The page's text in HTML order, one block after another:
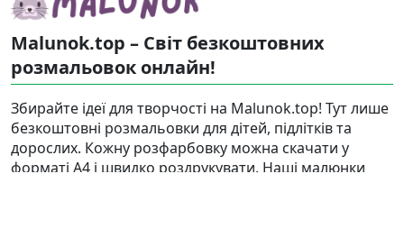
Malunok.top – Світ безкоштовних
розмальовок онлайн!
Збирайте ідеї для творчості на Malunok.top! Тут лише
безкоштовні розмальовки для дітей, підлітків та
дорослих. Кожну розфарбовку можна скачати у
форматі А4 і швидко роздрукувати. Наші малюнки